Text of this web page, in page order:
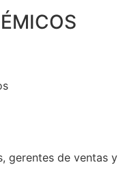
gerentes de ventas y